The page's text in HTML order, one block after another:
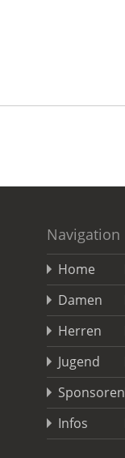
Navigation
Home
Damen
Herren
Jugend
Sponsoren
Infos